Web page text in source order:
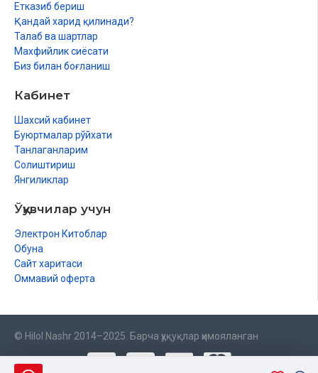
Етказиб бериш
Қандай харид қилинади?
Талаб ва шартлар
Махфийлик сиёсати
Биз билан боғланиш
Кабинет
Шахсий кабинет
Буюртмалар рўйхати
Танлаганларим
Солиштириш
Янгиликлар
Ўқувчилар учун
Электрон Китоблар
Обуна
Сайт харитаси
Оммавий оферта
© Hilol Nashr 2014–2025. Барча ҳуқуқлар ҳимояланган